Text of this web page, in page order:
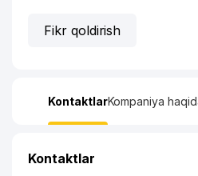
Fikr qoldirish
KontaktlarKompaniya
Kontaktlar